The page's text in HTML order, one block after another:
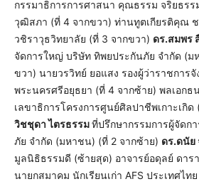
กรรมาธิการการศาสนา คุณธรรม จริยธร
วุฒิสภา (ที่ 4 จากขวา) ท่านทูตเกียรติคุณ ช
วชิราวุธวิทยาลัย (ที่ 3 จากขวา) ดร.สมพร
จัดการใหญ่ บริษัท ทิพยประกันภัย จำกัด (ม
ขวา) นายวรวิทย์ ยอแสง รองผู้ว่าราชการจั
พระนครศรีอยุธยา (ที่ 4 จากซ้าย) พลเอกธ
เลขาธิการโครงการศูนย์ศิลปาชีพเกาะเกิด
วิชชุดา ไตรธรรมที่ปรึกษากรรมการผู้จัดก
ภัย จำกัด (มหาชน) (ที่ 2 จากซ้าย) ดร.ดนัย
มูลนิธิธรรมดี (ซ้ายสุด) อาจารย์อดุลย์ ดาร
นายกสมาคม นักเรียนเก่า AFS ประเทศไ